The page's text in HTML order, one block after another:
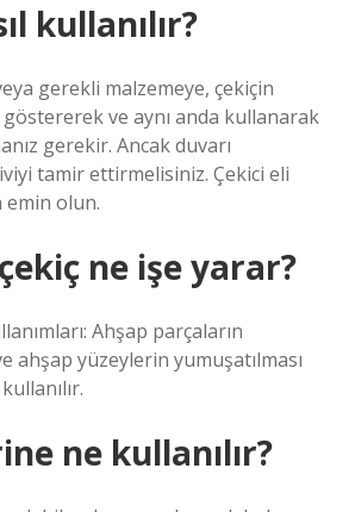
kullanılır?
gerekli malzemeye, çekiçin
göstererek ve aynı anda kullanarak
gerekir. Ancak duvarı
tamir ettirmelisiniz. Çekici eli
emin olun.
ne işe yarar?
Ahşap parçaların
ahşap yüzeylerin yumuşatılması
ne kullanılır?